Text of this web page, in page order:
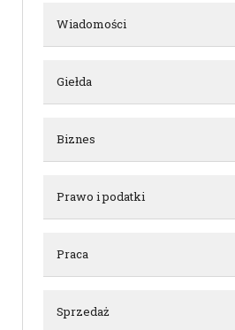
Wiadomości
Giełda
Biznes
Prawo i podatki
Praca
Sprzedaż